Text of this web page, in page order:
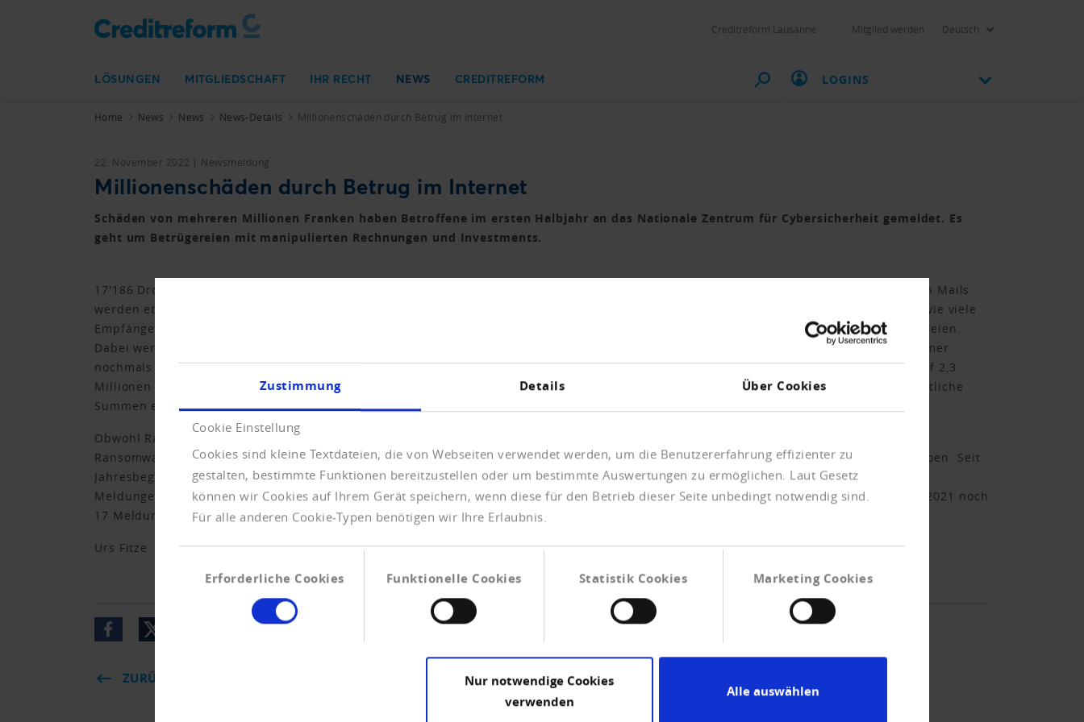
Zustimmung Details Über Cookies
Cookie Einstellung
Cookies sind kleine Textdateien, die von Webseiten verwendet werden, um die Benutzererfahrung effizienter zu
gestalten, bestimmte Funktionen bereitzustellen oder um bestimmte Auswertungen zu ermöglichen. Laut Gesetz
können wir Cookies auf Ihrem Gerät speichern, wenn diese für den Betrieb dieser Seite unbedingt notwendig sind.
Für alle anderen Cookie-Typen benötigen wir Ihre Erlaubnis.
Erforderliche Cookies Funktionelle Cookies Statistik Cookies Marketing Cookies
Nur notwendige Cookies
verwenden
Alle auswählen
Creditreform Lausanne Mitglied werden Deutsch
LÖSUNGEN MITGLIEDSCHAFT IHR RECHT NEWS CREDITREFORM LOGINS
Home News News News-Details Millionenschäden durch Betrug im Internet
22. November 2022 Newsmeldung
Millionenschäden durch Betrug im Internet
Schäden von mehreren Millionen Franken haben Betroffene im ersten Halbjahr an das Nationale Zentrum für Cybersicherheit gemeldet. Es
geht um Betrügereien mit manipulierten Rechnungen und Investments.
17'186 Droh-Mails sind im ersten Halbjahr dem Nationalen Zentrum für Cybersicherheit (NCSC) gemeldet worden. In solchen gefälschten Mails
werden etwa im Namen einer Behörde, meistens der Polizei, Geldforderungen gestellt, um eine Busse zu begleichen. Es ist unbekannt, wie viele
Empfänger auf diese oft sehr plump formulierten Mails hereinfallen. Zu hohen Schäden kommt es bei Rechnungsmanipulationsbetrügereien.
Dabei werden, mit Bezug auf eine bereits bestehende Geschäftsbeziehung, bereits versendete Rechnungen mit gefälschter IBAN – Nummer
nochmals geschickt. Dazu werden E-Mail-Firmenkonten gehackt. Bei den 47 gemeldeten Fällen summiert sich der finanzielle Schaden auf 2,3
Millionen Franken, also durchschnittlich knapp 50'000 Franken. Insbesondere Privatpersonen werden mit Investment-Betrug um beträchtliche
Summen erleichtert. Über drei Millionen Franken hat das NCSC registriert.
Obwohl Ransomware-Angriffe leicht zurückgegangen seien, schätzt die Behörde das Bedrohungspotenzial als besonders hoch ein. Mit
Ransomware werden Daten von Privatpersonen und Unternehmen verschlüsselt und nur gegen Zahlung von hohen Lösegelder frei gegeben. Seit
Jahresbeginn seien verschiedene Organisationen in diversen Sektoren Ziel von Ransomware-Angriffen geworden. Im Aufwind sind auch
Meldungen zu Call-Centern, die die angezeigten Rufnummern fälschen, um Angerufene zu verleiten, den Hörer abzunehmen. Waren es 2021 noch
17 Meldungen gewesen, sind es nun deren 319.
Urs Fitze
ZURÜCK